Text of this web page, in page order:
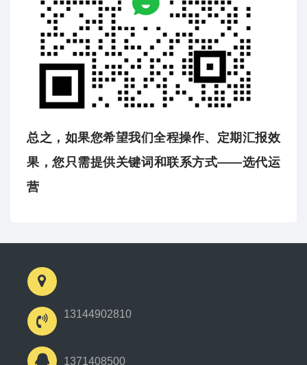
总之，如果您希望我们全程操作、定期汇报效
果，您只需提供关键词和联系方式——选代运
营
13144902810
1371408500